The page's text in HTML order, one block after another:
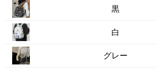
黒
白
グレー